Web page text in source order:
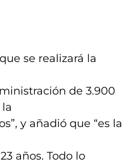
se realizará la
de 3.900
y añadió que “es la
años. Todo lo